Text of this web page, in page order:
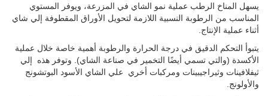
يسهل المناخ الرطب عملية نمو الشاي في المزرعة، ويوفر المستوي
المناسب من الرطوبة النسبية اللازمة لتحويل الأوراق المقطوفة إلي شاي
أثناء عملية الإنتاج.
يتبوأ التحكم الدقيق في درجة الحرارة والرطوبة أهمية خاصة خلال عملية
الأكسدة (والتي تسمي أيضًا التخمير في صناعة الشاي). وتوفر هذه إلي
ثيفلافينات وثيراجيبينات ومركبات أخري علي الشاي الأسود البوتشونج
والأولونج.